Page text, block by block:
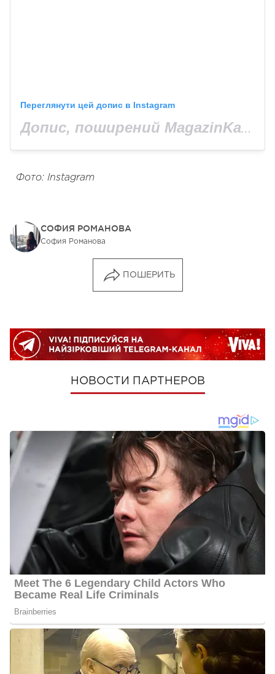
Переглянути цей допис в Instagram
Допис, поширений MagazinKafe (@magazin.kafe)
Фото: Instagram
СОФИЯ РОМАНОВА
София Романова
ПОШЕРИТЬ
НОВОСТИ ПАРТНЕРОВ